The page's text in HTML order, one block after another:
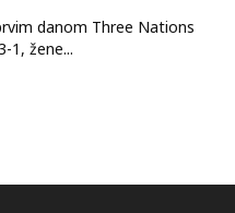
danom Three Nations
1, žene...